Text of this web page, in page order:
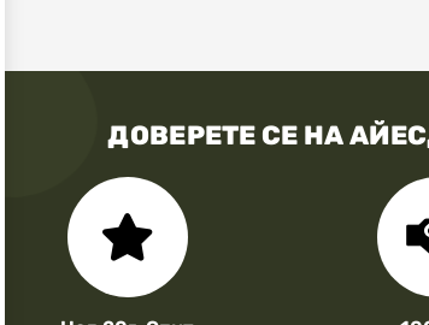
ДОВЕРЕТЕ СЕ НА